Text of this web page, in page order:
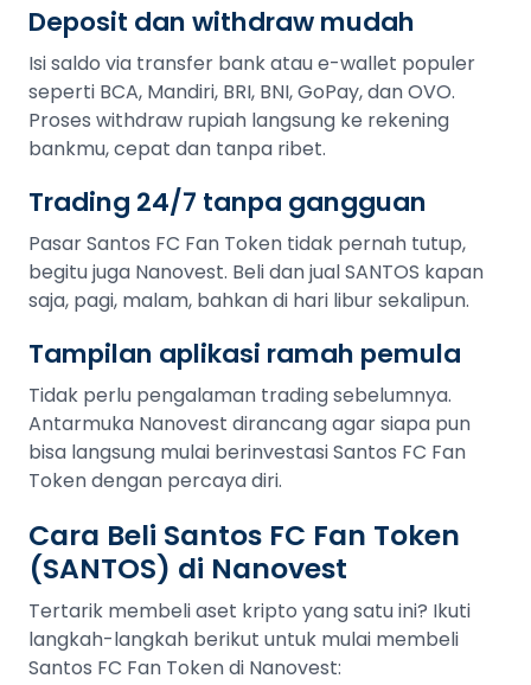
Deposit dan withdraw mudah
Isi saldo via transfer bank atau e-wallet populer
seperti BCA, Mandiri, BRI, BNI, GoPay, dan OVO.
Proses withdraw rupiah langsung ke rekening
bankmu, cepat dan tanpa ribet.
Trading 24/7 tanpa gangguan
Pasar Santos FC Fan Token tidak pernah tutup,
begitu juga Nanovest. Beli dan jual SANTOS kapan
saja, pagi, malam, bahkan di hari libur sekalipun.
Tampilan aplikasi ramah pemula
Tidak perlu pengalaman trading sebelumnya.
Antarmuka Nanovest dirancang agar siapa pun
bisa langsung mulai berinvestasi Santos FC Fan
Token dengan percaya diri.
Cara Beli Santos FC Fan Token
(SANTOS) di Nanovest
Tertarik membeli aset kripto yang satu ini? Ikuti
langkah-langkah berikut untuk mulai membeli
Santos FC Fan Token di Nanovest: